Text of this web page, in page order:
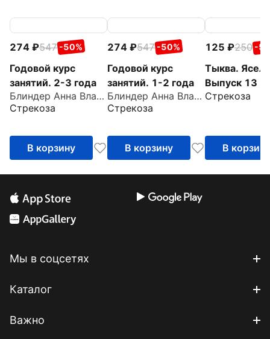
274 547 -50%
Годовой курс
занятий. 2-3 года
Блиндер Анна Владимировна
Стрекоза
В корзину
274 547 -50%
Годовой курс
занятий. 1-2 года
Блиндер Анна Владимировна
Стрекоза
В корзину
125 250 -
Тыква.
Выпуск 13
Стрекоза
В корзину
Мы в соцсетях
Каталог
Важно